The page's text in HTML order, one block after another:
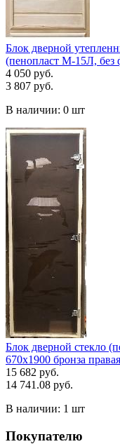
Блок дверной
(пенопласт М-15Л, без
4 050 руб.
3 807 руб.
В наличии: 0 шт
Блок дверной стекло
670х1900 бронза правая
15 682 руб.
14 741.08 руб.
В наличии: 1 шт
Покупателю